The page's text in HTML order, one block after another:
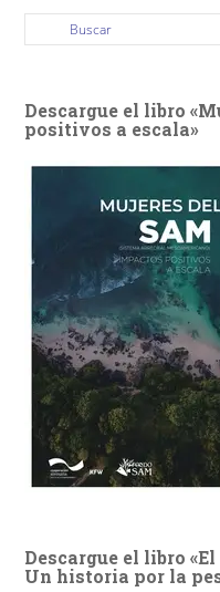
Descargue el libro
positivos a escala»
Descargue el libro
Un historia por la